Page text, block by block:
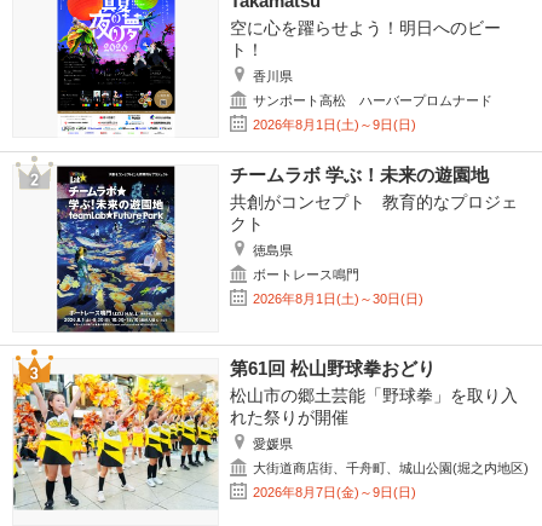
空に心を躍らせよう！明日へのビー
ト！
香川県
サンポート高松 ハーバープロムナード
2026年8月1日(土)～9日(日)
チームラボ 学ぶ！未来の遊園地
共創がコンセプト 教育的なプロジェ
クト
徳島県
ボートレース鳴門
2026年8月1日(土)～30日(日)
第61回 松山野球拳おどり
松山市の郷土芸能「野球拳」を取り入
れた祭りが開催
愛媛県
大街道商店街、千舟町、城山公園(堀之内地区)
2026年8月7日(金)～9日(日)